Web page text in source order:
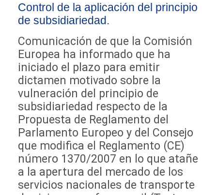
Control de la aplicación del principio
de subsidiariedad.
Comunicación de que la Comisión
Europea ha informado que ha
iniciado el plazo para emitir
dictamen motivado sobre la
vulneración del principio de
subsidiariedad respecto de la
Propuesta de Reglamento del
Parlamento Europeo y del Consejo
que modifica el Reglamento (CE)
número 1370/2007 en lo que atañe
a la apertura del mercado de los
servicios nacionales de transporte